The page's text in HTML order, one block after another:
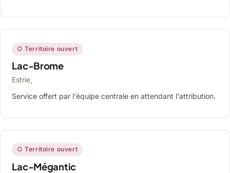
○ Territoire ouvert
Lac-Brome
Estrie,
Service offert par l'équipe centrale en attendant l'attribution.
○ Territoire ouvert
Lac-Mégantic